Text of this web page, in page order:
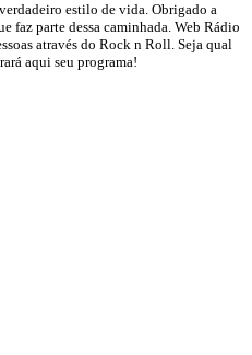
estilo de vida. Obrigado a
faz parte dessa caminhada. Web Rádio
através do Rock n Roll. Seja qual
aqui seu programa!